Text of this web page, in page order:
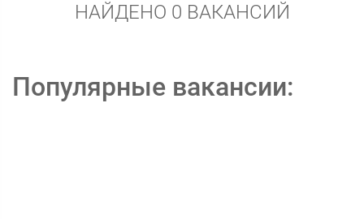
НАЙДЕНО 0 ВАКАНСИЙ
Популярные вакансии: